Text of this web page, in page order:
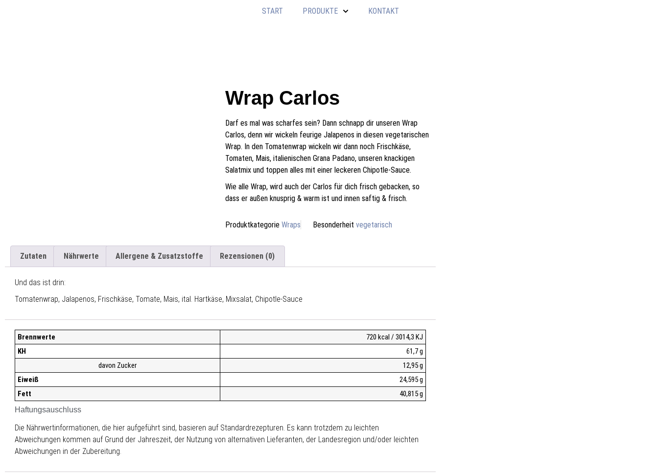
START PRODUKTE KONTAKT
Wrap Carlos
Darf es mal was scharfes sein? Dann schnapp dir unseren Wrap
Carlos, denn wir wickeln feurige Jalapenos in diesen vegetarischen
Wrap. In den Tomatenwrap wickeln wir dann noch Frischkäse,
Tomaten, Mais, italienischen Grana Padano, unseren knackigen
Salatmix und toppen alles mit einer leckeren Chipotle-Sauce.
Wie alle Wrap, wird auch der Carlos für dich frisch gebacken, so
dass er außen knusprig & warm ist und innen saftig & frisch.
Produktkategorie Wraps Besonderheit vegetarisch
Zutaten Nährwerte Allergene & Zusatzstoffe Rezensionen (0)
Und das ist drin:
Tomatenwrap, Jalapenos, Frischkäse, Tomate, Mais, ital. Hartkäse, Mixsalat, Chipotle-Sauce
Brennwerte
720 kcal / 3014,3 KJ
KH
61,7 g
davon Zucker
12,95 g
Eiweiß
24,595 g
Fett
40,815 g
Haftungsauschluss
Die Nährwertinformationen, die hier aufgeführt sind, basieren auf Standardrezepturen. Es kann trotzdem zu leichten
Abweichungen kommen auf Grund der Jahreszeit, der Nutzung von alternativen Lieferanten, der Landesregion und/oder leichten
Abweichungen in der Zubereitung.